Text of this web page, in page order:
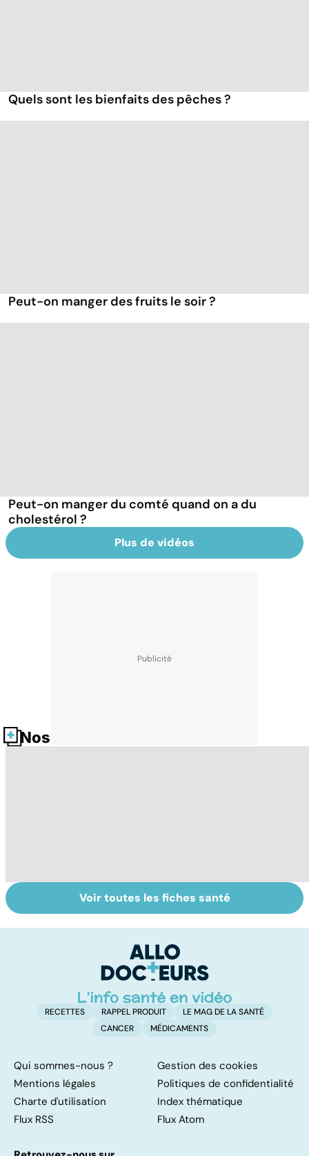
Quels sont les bienfaits des pêches ?
Peut-on manger des fruits le soir ?
Peut-on manger du comté quand on a du
cholestérol ?
Plus de vidéos
Nos fiches santé
Le magnésium,
un oligo-élément
Intestin irritable :
le régime
solution ?
Voir toutes les fiches santé
RECETTES RAPPEL PRODUIT
LE MAG DE LA SANTÉ
CANCER
MÉDICAMENTS
Qui sommes-nous ?
Gestion des cookies
Mentions légales
Politiques de confidentialité
Charte d'utilisation
Index thématique
Flux RSS
Flux Atom